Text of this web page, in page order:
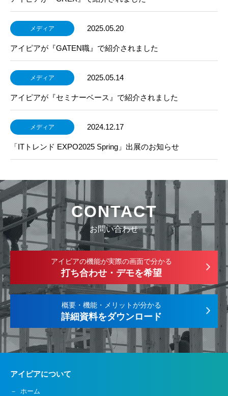
メディア 2025.05.20
アイピアが『GATEN職』で紹介されました
メディア 2025.05.14
アイピアが『セミナーベース』で紹介されました
メディア 2024.12.17
「ITトレンド EXPO2025 Spring」出展のお知らせ
CONTACT
お問い合わせ
アイピアの機能が実際の画面で分かる
打ち合わせ・デモを希望
概要・機能・メリットが分かる
詳細資料をダウンロード
アイピアについて
ホーム